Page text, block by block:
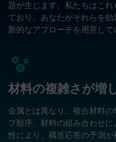
題が生じます。私たちはこ
ており、あなたがそれらを
新的なアプローチを用意して
材料の複雑さが増
金属とは異なり、複合材料
プ順序、材料の組み合わせ
性により、構造応答の予測